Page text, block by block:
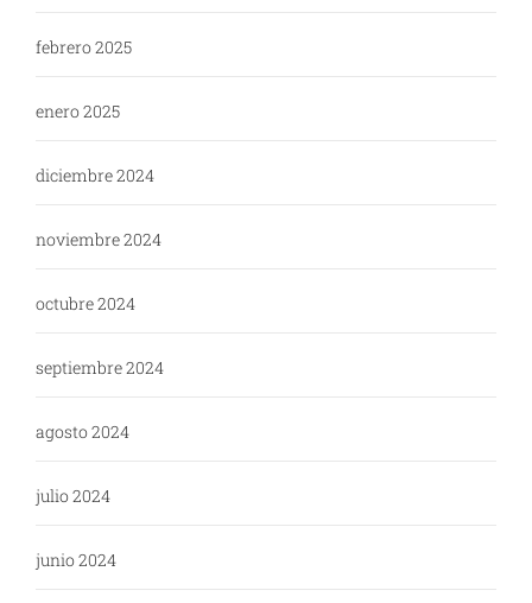
febrero 2025
enero 2025
diciembre 2024
noviembre 2024
octubre 2024
septiembre 2024
agosto 2024
julio 2024
junio 2024